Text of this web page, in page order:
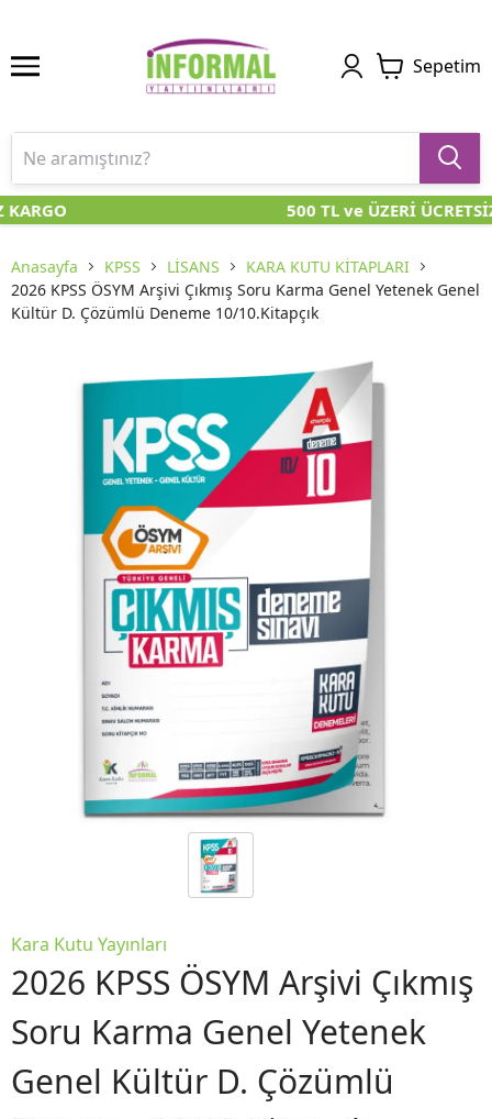
Sepetim
500 TL ve ÜZERİ
Anasayfa KPSS LİSANS
KARA KUTU KİTAPLARI
2026 KPSS ÖSYM Arşivi Çıkmış Soru Karma Genel Yetenek Genel
Kültür D. Çözümlü Deneme 10/10.Kitapçık
Kara Kutu Yayınları
2026 KPSS ÖSYM Arşivi Çıkmış
Soru Karma Genel Yetenek
Genel Kültür D. Çözümlü